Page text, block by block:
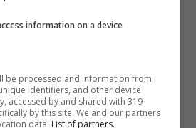
stata nominata per
principali media vicini al
diAlina, la donna nel
information on a device
be processed and information from
identifiers, and other device
accessed by and shared with 319
by this site. We and our partners
data. List of partners.